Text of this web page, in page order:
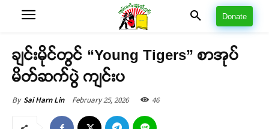
Donate
ချင်းမိုင်တွင် “Young Tigers” စာအုပ်
မိတ်ဆက်ပွဲ ကျင်းပ
By Sai Harn Lin February 25, 2026 46